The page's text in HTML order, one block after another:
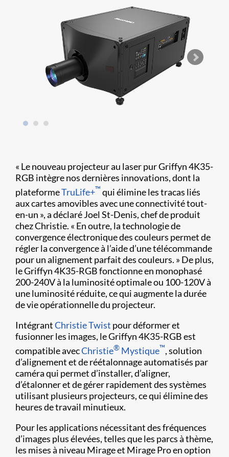
« Le nouveau projecteur au laser pur Griffyn 4K35-
RGB intègre nos dernières innovations, dont la
plateformeTruLife+™ qui élimine les tracas liés
aux cartes amovibles avec une connectivité tout-
en-un », a déclaré Joel St-Denis, chef de produit
chez Christie. « En outre, la technologie de
convergence électronique des couleurs permet de
régler la convergence à l’aide d’une télécommande
pour un alignement parfait des couleurs. » De plus,
le Griffyn 4K35-RGB fonctionne en monophasé
200-240V à la luminosité optimale ou 100-120V à
une luminosité réduite, ce qui augmente la durée
de vie opérationnelle du projecteur.
IntégrantChristie Twist pour déformer et
fusionner les images, le Griffyn 4K35-RGB est
compatible avecChristie® Mystique™, solution
d’alignement et de réétalonnage automatisés par
caméra qui permet d’installer, d’aligner,
d’étalonner et de gérer rapidement des systèmes
utilisant plusieurs projecteurs, ce qui élimine des
heures de travail minutieux.
Pour les applications nécessitant des fréquences
d’images plus élevées, telles que les parcs à thème,
les mises à niveau Mirage et Mirage Pro en option